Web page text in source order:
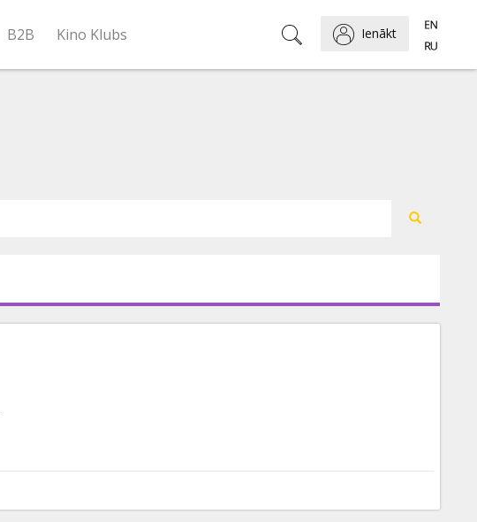
B2B Kino Klubs Ienākt